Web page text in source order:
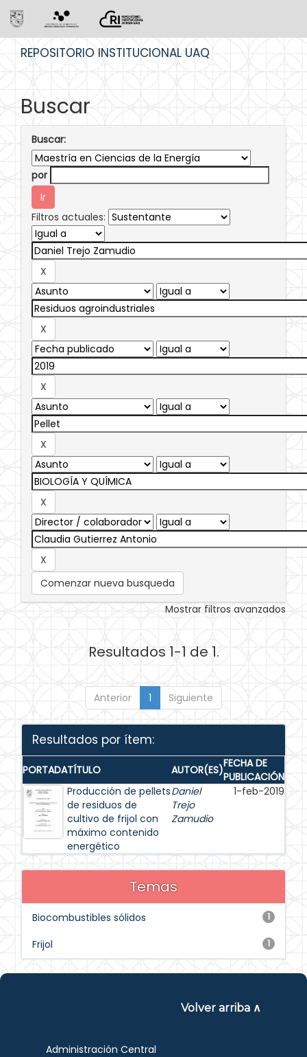
REPOSITORIO INSTITUCIONAL UAQ
Buscar
Buscar:
por
Filtros actuales:
Comenzar nueva busqueda
Mostrar filtros avanzados
Resultados 1-1 de 1.
Anterior 1 Siguiente
Resultados por ítem:
PORTADATÍTULO AUTOR(ES)FECHA DE
PUBLICACIÓN
Producción de pellets
de residuos de
cultivo de frijol con
máximo contenido
energético
Daniel
Trejo
Zamudio
1-feb-2019
Temas
1
Biocombustibles sólidos
1
Frijol
Volver arriba ∧
Administración Central